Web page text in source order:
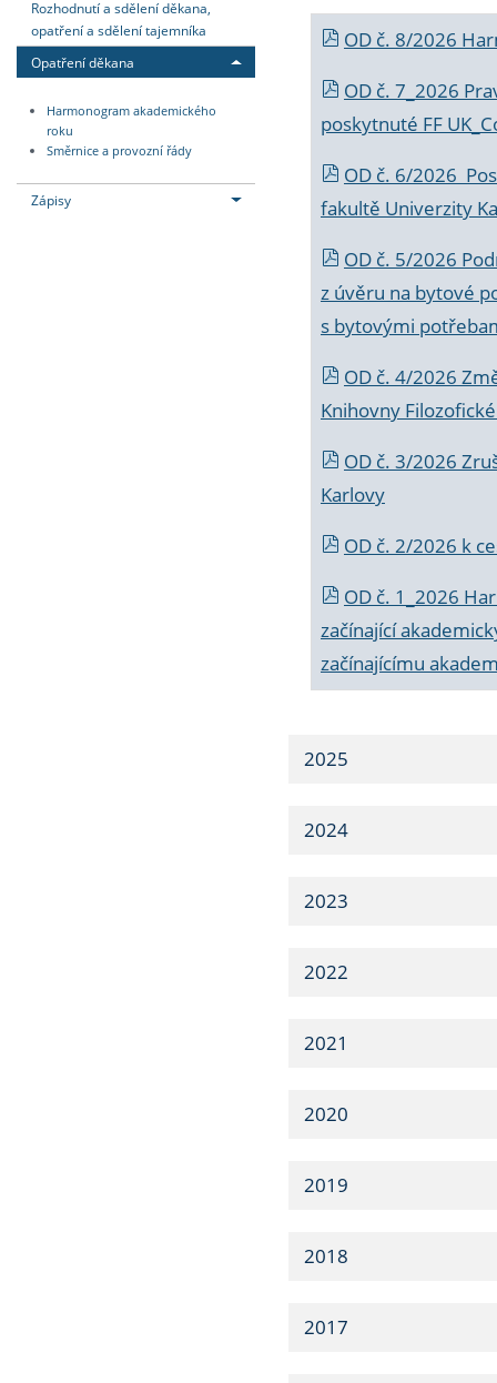
Rozhodnutí a sdělení děkana,
opatření a sdělení tajemníka
Opatření děkana
Harmonogram akademického
roku
Směrnice a provozní řády
Zápisy
OD č. 8/2026
OD č. 7_2026
poskytnuté FF
OD č. 6/2026
fakultě Univerzity
OD č. 5/2026
z úvěru na bytové
s bytovými
OD č. 4/2026
Knihovny
OD č. 3/2026
Karlovy
OD č. 2/2026 k
OD č. 1_2026
začínající
začínajícímu
2025
2024
2023
2022
2021
2020
2019
2018
2017